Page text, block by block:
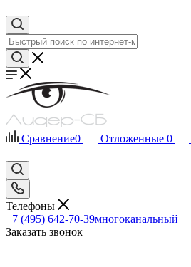
Сравнение0 Отложенные 0
Телефоны
+7 (495) 642-70-39многоканальный
Заказать звонок